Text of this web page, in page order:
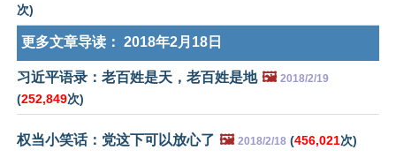
次)
更多文章导读： 2018年2月18日
习近平语录：老百姓是天，老百姓是地 🖼️ 2018/2/19
(252,849次)
权当小笑话：党这下可以放心了 🖼️ 2018/2/18 (456,021次)